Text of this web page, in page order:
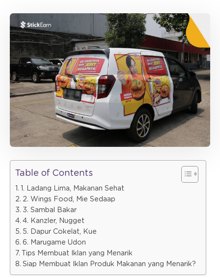
Table of Contents
1. Ladang Lima, Makanan Sehat
2. Wings Food, Mie Sedaap
3. Sambal Bakar
4. Kanzler, Nugget
5. Dapur Cokelat, Kue
6. Marugame Udon
Tips Membuat Iklan yang Menarik
Siap Membuat Iklan Produk Makanan yang Menarik?